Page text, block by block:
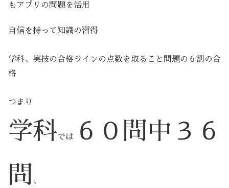
もアプリの問題を活用
自信を持って知識の習得
学科、実技の合格ラインの点数を取ること問題の６割の合
格
つまり
学科では
６０問中３６
問 、